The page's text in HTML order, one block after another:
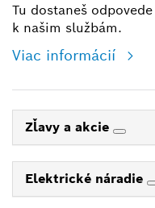
Tu dostaneš
k našim službám.
Viac informácií
Zľavy a akcie
Elektrické náradie